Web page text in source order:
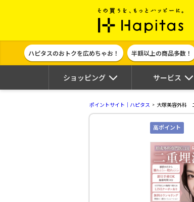
ハピタスのおトクを広めちゃお！ 半額以上の商品多数！
ショッピング サービス
ポイントサイト｜ハピタス 大塚美容外科
高ポイント